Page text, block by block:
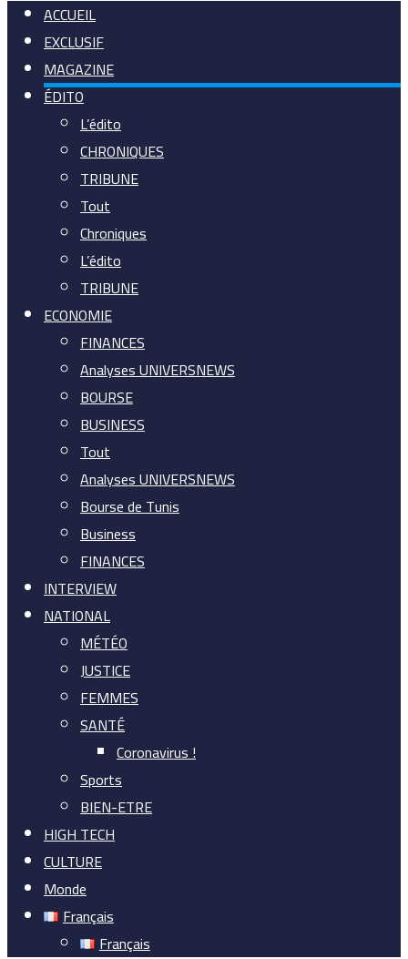
ACCUEIL
EXCLUSIF
MAGAZINE
ÉDITO
L’édito
CHRONIQUES
TRIBUNE
Tout
Chroniques
L’édito
TRIBUNE
ECONOMIE
FINANCES
Analyses UNIVERSNEWS
BOURSE
BUSINESS
Tout
Analyses UNIVERSNEWS
Bourse de Tunis
Business
FINANCES
INTERVIEW
NATIONAL
MÉTÉO
JUSTICE
FEMMES
SANTÉ
Coronavirus !
Sports
BIEN-ETRE
HIGH TECH
CULTURE
Monde
Français
Français